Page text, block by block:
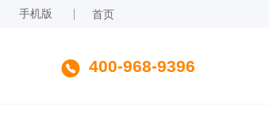
手机版 首页
400-968-9396